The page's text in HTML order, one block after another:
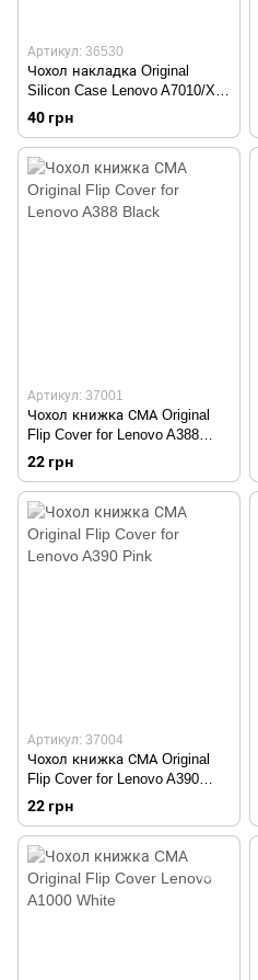
Артикул: 36530
Чохол накладка Original
Silicon Case Lenovo A7010/X3
Lite Pink
40 грн
Артикул: 37001
Чохол книжка СМА Original
Flip Cover for Lenovo A388
Black
22 грн
Артикул: 37004
Чохол книжка СМА Original
Flip Cover for Lenovo A390
Pink
22 грн